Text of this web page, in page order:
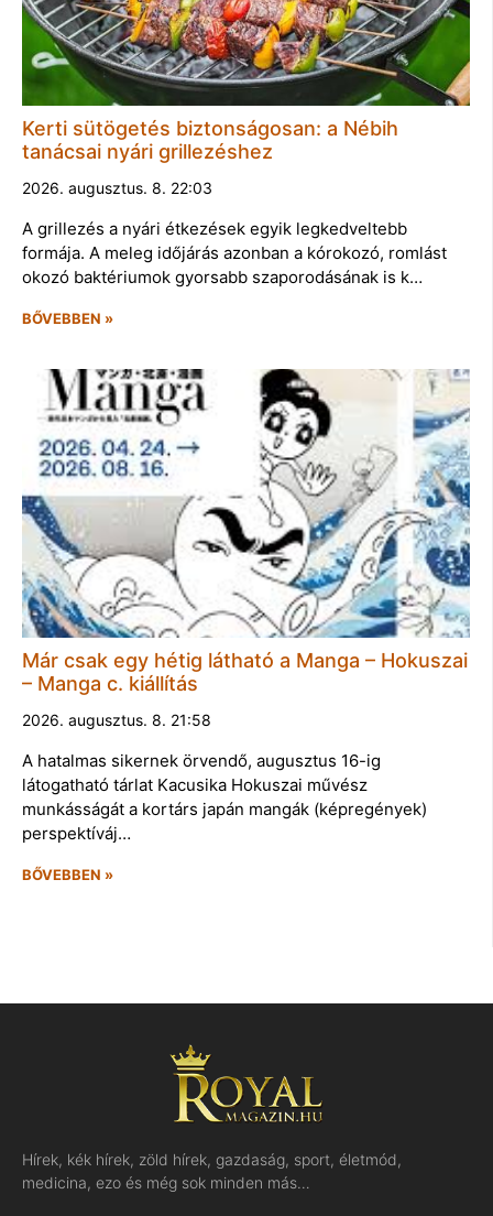
Kerti sütögetés biztonságosan: a Nébih
tanácsai nyári grillezéshez
2026. augusztus. 8. 22:03
A grillezés a nyári étkezések egyik legkedveltebb
formája. A meleg időjárás azonban a kórokozó, romlást
okozó baktériumok gyorsabb szaporodásának is k…
BŐVEBBEN »
Már csak egy hétig látható a Manga – Hokuszai
– Manga c. kiállítás
2026. augusztus. 8. 21:58
A hatalmas sikernek örvendő, augusztus 16-ig
látogatható tárlat Kacusika Hokuszai művész
munkásságát a kortárs japán mangák (képregények)
perspektíváj…
BŐVEBBEN »
Hírek, kék hírek, zöld hírek, gazdaság, sport, életmód,
medicina, ezo és még sok minden más…